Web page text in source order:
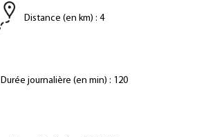
Distance (en km) : 4
Durée journalière (en min) : 120